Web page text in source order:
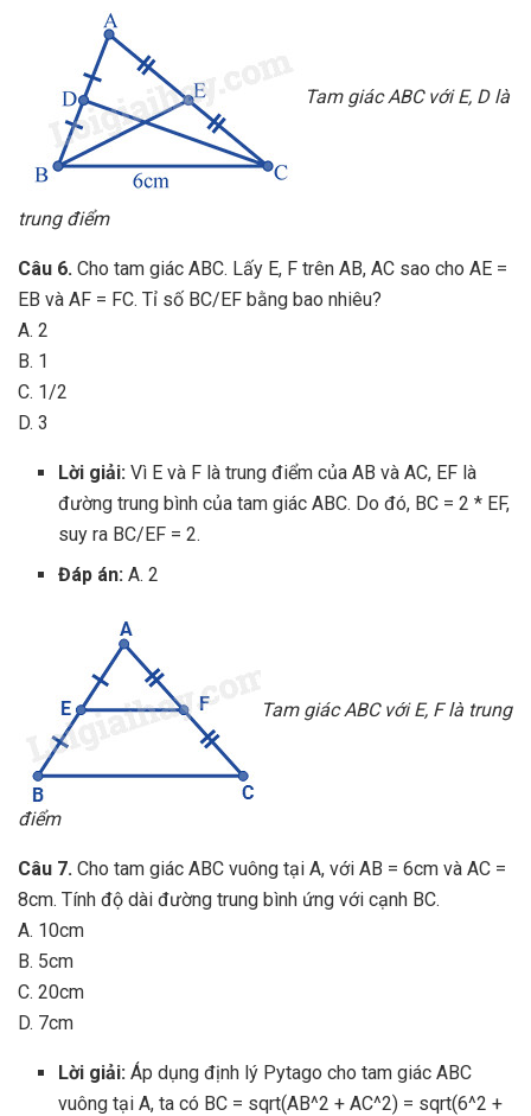
Tam giác ABC với E, D là
trung điểm
Câu 6. Cho tam giác ABC. Lấy E, F trên AB, AC sao cho AE =
EB và AF = FC. Tỉ số BC/EF bằng bao nhiêu?
A. 2
B. 1
C. 1/2
D. 3
Lời giải: Vì E và F là trung điểm của AB và AC, EF là
đường trung bình của tam giác ABC. Do đó, BC = 2 * EF,
suy ra BC/EF = 2.
Đáp án: A. 2
Tam giác ABC với E, F là trung
điểm
Câu 7. Cho tam giác ABC vuông tại A, với AB = 6cm và AC =
8cm. Tính độ dài đường trung bình ứng với cạnh BC.
A. 10cm
B. 5cm
C. 20cm
D. 7cm
Lời giải: Áp dụng định lý Pytago cho tam giác ABC
vuông tại A, ta có BC = sqrt(AB^2 + AC^2) = sqrt(6^2 +